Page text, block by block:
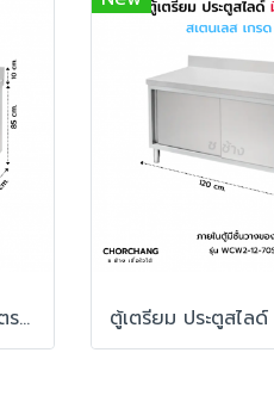
ตู้เตรียม ประตูสไลด์ 1.80 เมตร มีการ์ดหลัง